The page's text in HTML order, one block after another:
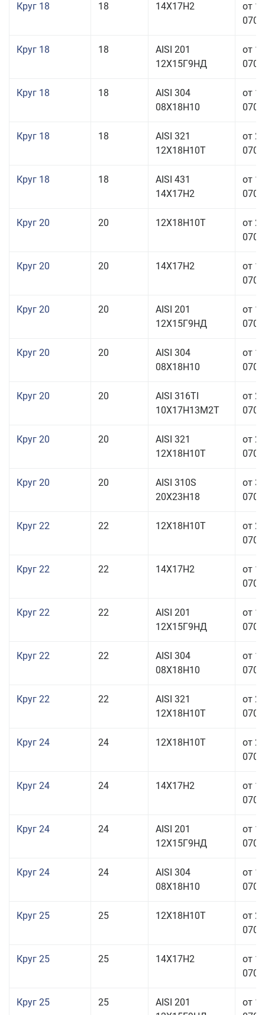
Круг 18 18 14Х17Н2
от
Круг 18 18
AISI 201
12Х15Г9НД
от
Круг 18 18
AISI 304
08Х18Н10
от
Круг 18 18
AISI 321
12Х18Н10Т
от
Круг 18 18
AISI 431
14Х17Н2
от
Круг 20 20 12Х18Н10Т
от
Круг 20 20 14Х17Н2
от
Круг 20 20
AISI 201
12Х15Г9НД
от
Круг 20 20
AISI 304
08Х18Н10
от
Круг 20 20
AISI 316TI
10Х17Н13М2Т
от
Круг 20 20
AISI 321
12Х18Н10Т
от
Круг 20 20
AISI 310S
20Х23Н18
от
Круг 22 22 12Х18Н10Т
от
Круг 22 22 14Х17Н2
от
Круг 22 22
AISI 201
12Х15Г9НД
от
Круг 22 22
AISI 304
08Х18Н10
от
Круг 22 22
AISI 321
12Х18Н10Т
от
Круг 24 24 12Х18Н10Т
от
Круг 24 24 14Х17Н2
от
Круг 24 24
AISI 201
12Х15Г9НД
от
Круг 24 24
AISI 304
08Х18Н10
от
Круг 25 25 12Х18Н10Т
от
Круг 25 25 14Х17Н2
от
Круг 25 25
AISI 201
от